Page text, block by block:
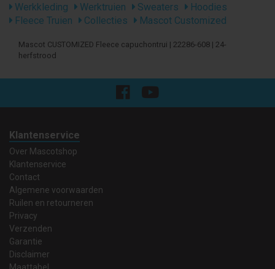
Werkkleding
Werktruien Sweaters
Hoodies
Fleece Truien
Collecties Mascot Customized
Mascot CUSTOMIZED Fleece capuchontrui | 22286-608 | 24-
herfstrood
Klantenservice
Over Mascotshop
Klantenservice
Contact
Algemene voorwaarden
Ruilen en retourneren
Privacy
Verzenden
Garantie
Disclaimer
Maattabel